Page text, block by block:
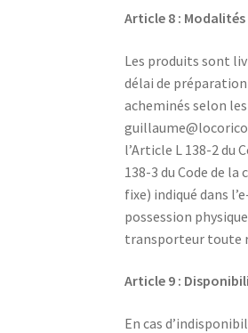
Article 8 :
Les produits sont
délai de
acheminés selon
l’Article L 138-2 du
138-3 du Code de
fixe) indiqué dans
possession
transporteur toute
Article 9 :
En cas